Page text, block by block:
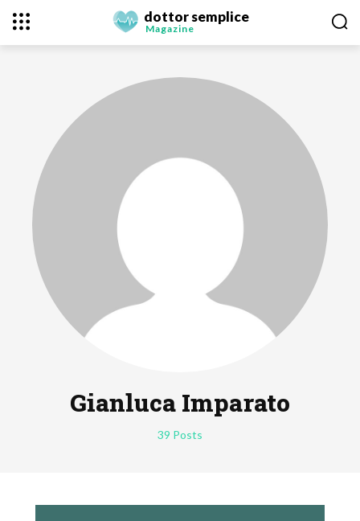
dottor semplice
Magazine
Gianluca Imparato
39 Posts